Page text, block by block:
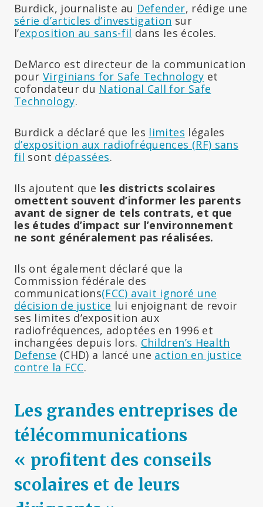
Burdick, journaliste au Defender, rédige une
série d’articles d’investigation sur
l’exposition au sans-fil dans les écoles.
DeMarco est directeur de la communication
pour Virginians for Safe Technology et
cofondateur du National Call for Safe
Technology.
Burdick a déclaré que les limites légales
d’exposition aux radiofréquences (RF) sans
fil sont dépassées.
Ils ajoutent que les districts scolaires
omettent souvent d’informer les parents
avant de signer de tels contrats, et que
les études d’impact sur l’environnement
ne sont généralement pas réalisées.
Ils ont également déclaré que la
Commission fédérale des
communications(FCC) avait ignoré une
décision de justice lui enjoignant de revoir
ses limites d’exposition aux
radiofréquences, adoptées en 1996 et
inchangées depuis lors. Children’s Health
Defense (CHD) a lancé une action en justice
contre la FCC.
Les grandes entreprises de
télécommunications
« profitent des conseils
scolaires et de leurs